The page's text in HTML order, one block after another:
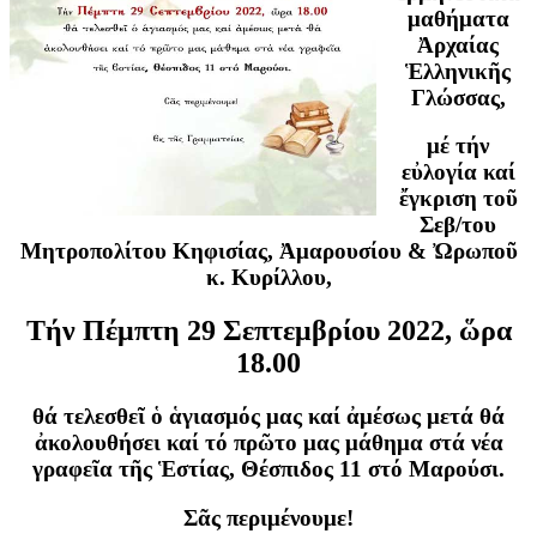
μαθήματα
Ἀρχαίας
Ἑλληνικῆς
Γλώσσας,
μέ τήν
εὐλογία καί
ἔγκριση τοῦ
Σεβ/του
Μητροπολίτου Κηφισίας, Ἀμαρουσίου & Ὠρωποῦ
κ. Κυρίλλου,
Τήν Πέμπτη 29 Σεπτεμβρίου 2022, ὥρα
18.00
θά τελεσθεῖ ὁ ἁγιασμός μας καί ἀμέσως μετά θά
ἀκολουθήσει καί τό πρῶτο μας μάθημα στά νέα
γραφεῖα τῆς Ἑστίας, Θέσπιδος 11 στό Μαρούσι.
Σᾶς περιμένουμε!